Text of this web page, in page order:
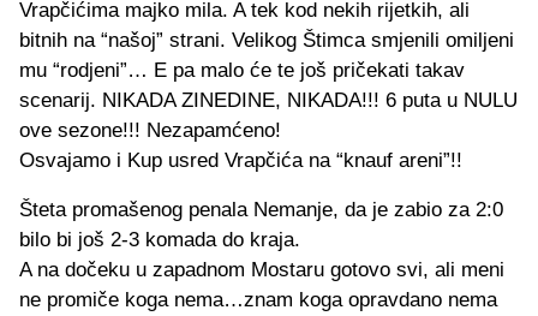
Vrapčićima majko mila. A tek kod nekih rijetkih, ali
bitnih na “našoj” strani. Velikog Štimca smjenili omiljeni
mu “rodjeni”… E pa malo će te još pričekati takav
scenarij. NIKADA ZINEDINE, NIKADA!!! 6 puta u NULU
ove sezone!!! Nezapamćeno!
Osvajamo i Kup usred Vrapčića na “knauf areni”!!
Šteta promašenog penala Nemanje, da je zabio za 2:0
bilo bi još 2-3 komada do kraja.
A na dočeku u zapadnom Mostaru gotovo svi, ali meni
ne promiče koga nema…znam koga opravdano nema